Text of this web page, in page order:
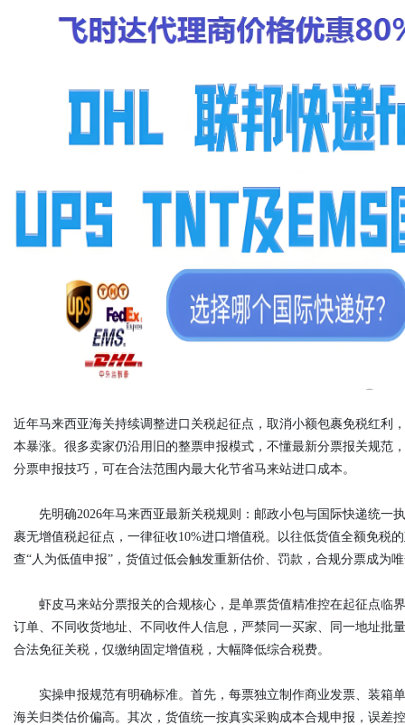
近年马来西亚海关持续调整进口关税起征点，取消小额包裹免税红利
本暴涨。很多卖家仍沿用旧的整票申报模式，不懂最新分票报关规范
分票申报技巧，可在合法范围内最大化节省马来站进口成本。
先明确2026年马来西亚最新关税规则：邮政小包与国际快递统一
裹无增值税起征点，一律征收10%进口增值税。以往低货值全额免税
查“人为低值申报”，货值过低会触发重新估价、罚款，合规分票成为
虾皮马来站分票报关的合规核心，是单票货值精准控在起征点临
订单、不同收货地址、不同收件人信息，严禁同一买家、同一地址批
合法免征关税，仅缴纳固定增值税，大幅降低综合税费。
实操申报规范有明确标准。首先，每票独立制作商业发票、装箱单
海关归类估价偏高。其次，货值统一按真实采购成本合规申报，误差